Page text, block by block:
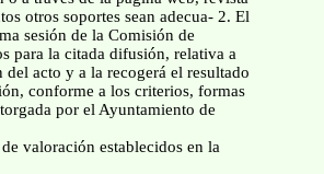
otros soportes sean adecua- 2. El
sesión de la Comisión de
para la citada difusión, relativa a
del acto y a la recogerá el resultado
conforme a los criterios, formas
por el Ayuntamiento de
valoración establecidos en la